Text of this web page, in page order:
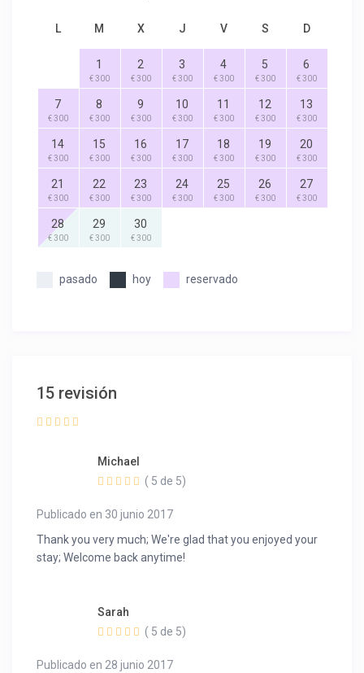
L M X J V S D
1
€ 300
2
€ 300
3
€ 300
4
€ 300
5
€ 300
6
€ 300
7
€ 300
8
€ 300
9
€ 300
10
€ 300
11
€ 300
12
€ 300
13
€ 300
14
€ 300
15
€ 300
16
€ 300
17
€ 300
18
€ 300
19
€ 300
20
€ 300
21
€ 300
22
€ 300
23
€ 300
24
€ 300
25
€ 300
26
€ 300
27
€ 300
28
€ 300
29
€ 300
30
€ 300
pasado hoy reservado
15 revisión
Michael
Publicado en 30 junio 2017
( 5 de 5)
Thank you very much; We're glad that you enjoyed your
stay; Welcome back anytime!
Sarah
Publicado en 28 junio 2017
( 5 de 5)